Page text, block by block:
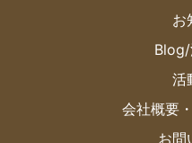
お
活
会社概要
お問